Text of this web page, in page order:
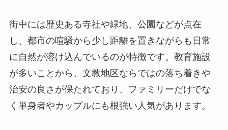
街中には歴史ある寺社や緑地、公園などが点在
し、都市の喧騒から少し距離を置きながらも日常
に自然が溶け込んでいるのが特徴です。教育施設
が多いことから、文教地区ならではの落ち着きや
治安の良さが保たれており、ファミリーだけでな
く単身者やカップルにも根強い人気があります。